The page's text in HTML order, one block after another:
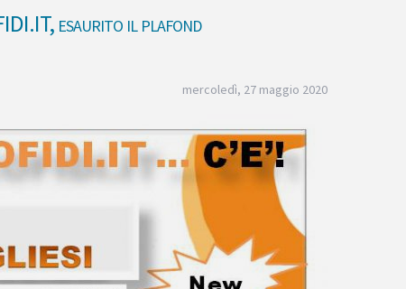
esaurito il plafond
mercoledì, 27 maggio 2020